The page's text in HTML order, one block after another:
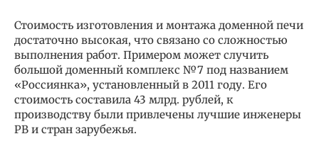
Стоимость изготовления и монтажа доменной печи
достаточно высокая, что связано со сложностью
выполнения работ. Примером может случить
большой доменный комплекс №7 под названием
«Россиянка», установленный в 2011 году. Его
стоимость составила 43 млрд. рублей, к
производству были привлечены лучшие инженеры
РВ и стран зарубежья.